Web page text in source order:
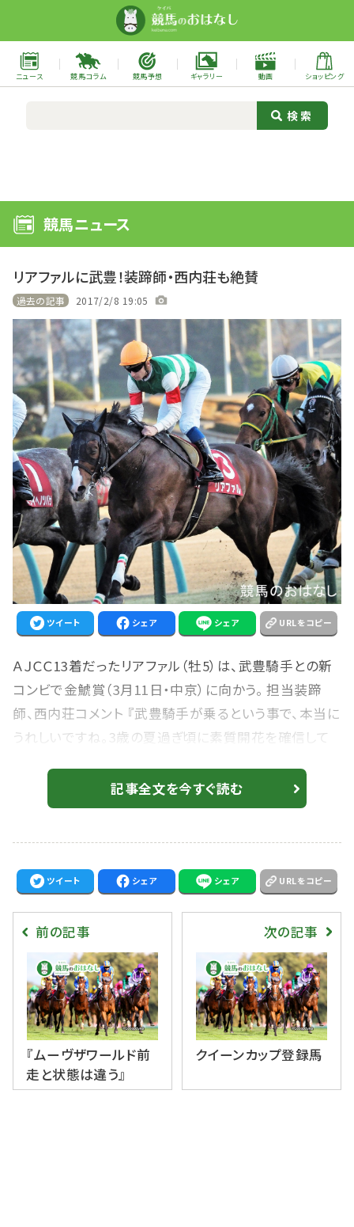
ニュース 競馬コラム 競馬予想 ギャラリー 動画 ショッピング
競馬ニュース
リアファルに武豊！装蹄師・西内荘も絶賛
過去の記事 2017/2/8 19:05
ツイート シェア シェア URLをコピー
ＡＪＣＣ13着だったリアファル（牡5）は、武豊騎手との新
コンビで金鯱賞（3月11日・中京）に向かう。 担当装蹄
師、西内荘コメント 『武豊騎手が乗るという事で、本当に
うれしいですね。3歳の夏過ぎ頃に素質開花を確信して
っていた馬ですから、一頓挫はあったけど、天才の騎乗
で復活のきっかけをつかめたら最高です。』 武豊騎手と
記事全文を今すぐ読む
ツイート シェア シェア URLをコピー
前の記事
『ムーヴザワールド前
走と状態は違う』
次の記事
クイーンカップ登録馬